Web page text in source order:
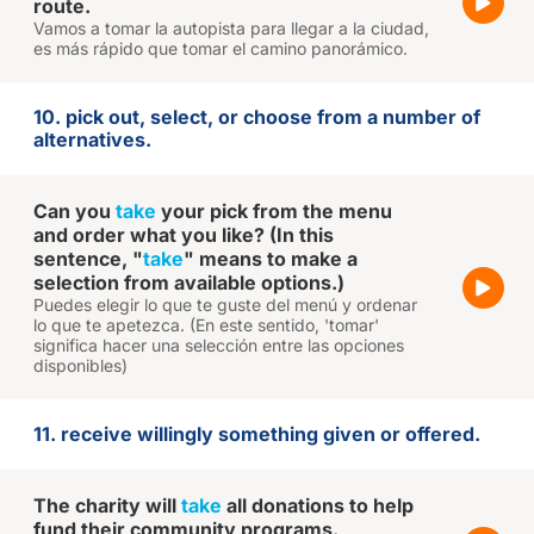
route.
Vamos a tomar la autopista para llegar a la ciudad,
es más rápido que tomar el camino panorámico.
10. pick out, select, or choose from a number of
alternatives.
Can you take your pick from the menu
and order what you like? (In this
sentence, "take" means to make a
selection from available options.)
Puedes elegir lo que te guste del menú y ordenar
lo que te apetezca. (En este sentido, 'tomar'
significa hacer una selección entre las opciones
disponibles)
11. receive willingly something given or offered.
The charity will take all donations to help
fund their community programs.